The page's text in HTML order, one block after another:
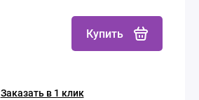
Купить
Заказать в 1 клик